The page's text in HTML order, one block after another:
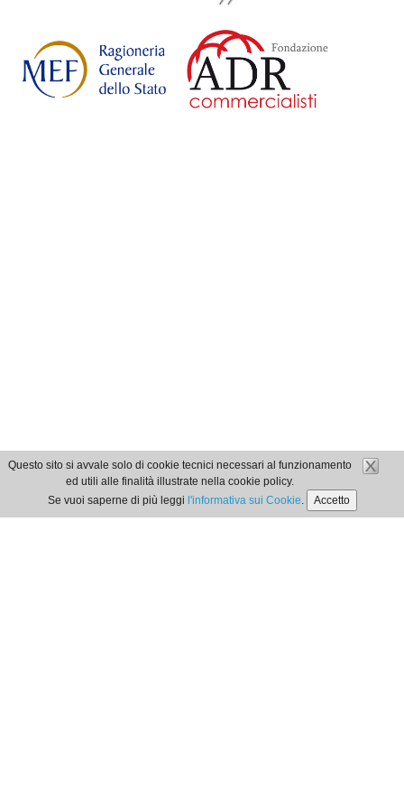
Questo sito si avvale solo di cookie tecnici necessari al funzionamento
ed utili alle finalità illustrate nella cookie policy.
Se vuoi saperne di più leggi l'informativa sui Cookie. Accetto